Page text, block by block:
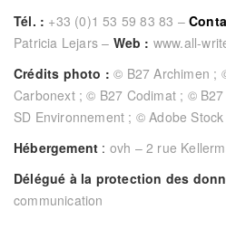
Tél. : +33 (0)1 53 59 83 83 –
Patricia Lejars – Web : www.all-
Crédits photo : © B27 Archimen ;
Carbonext ; © B27 Codimat ; ©
SD Environnement ; © Adobe Stock
Hébergement : ovh – 2 rue
Délégué à la protection des
communication